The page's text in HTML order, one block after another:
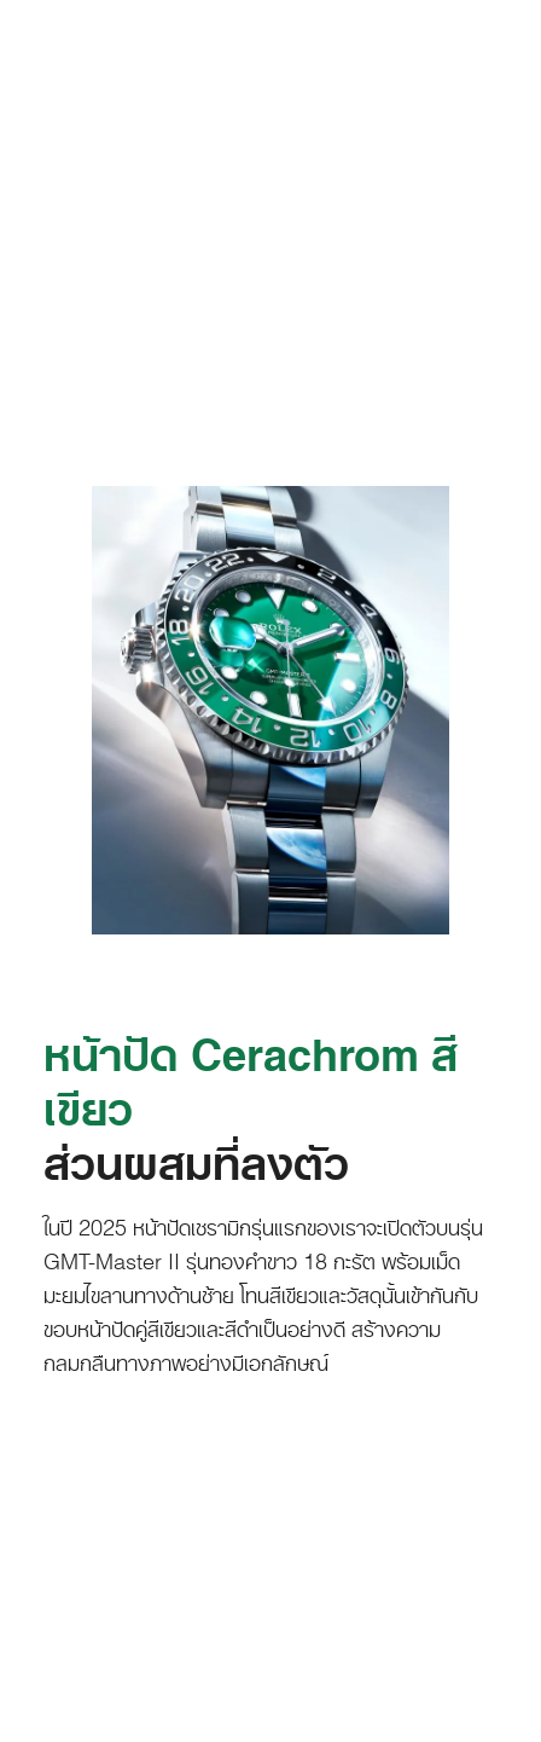
หน้าปัด Cerachrom สี
เขียว
ส่วนผสมที่ลงตัว
ในปี 2025 หน้าปัดเซรามิกรุ่นแรกของเราจะเปิดตัวบนรุ่น
GMT-Master II รุ่นทองคำขาว 18 กะรัต พร้อมเม็ด
มะยมไขลานทางด้านซ้าย โทนสีเขียวและวัสดุนั้นเข้ากันกับ
ขอบหน้าปัดคู่สีเขียวและสีดำเป็นอย่างดี สร้างความ
กลมกลืนทางภาพอย่างมีเอกลักษณ์